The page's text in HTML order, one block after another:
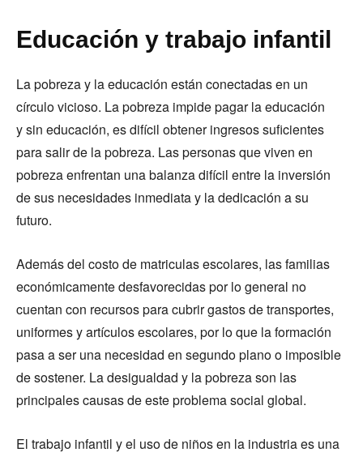
Educación y trabajo infantil
La pobreza y la educación están conectadas en un
círculo vicioso. La pobreza impide pagar la educación
y sin educación, es difícil obtener ingresos suficientes
para salir de la pobreza. Las personas que viven en
pobreza enfrentan una balanza difícil entre la inversión
de sus necesidades inmediata y la dedicación a su
futuro.
Además del costo de matriculas escolares, las familias
económicamente desfavorecidas por lo general no
cuentan con recursos para cubrir gastos de transportes,
uniformes y artículos escolares, por lo que la formación
pasa a ser una necesidad en segundo plano o imposible
de sostener. La desigualdad y la pobreza son las
principales causas de este problema social global.
El trabajo infantil y el uso de niños en la industria es una